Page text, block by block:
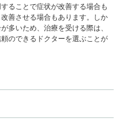
ることで症状が改善する場合も
善させる場合もあります。しか
多いため、治療を受ける際は、
のできるドクターを選ぶことが